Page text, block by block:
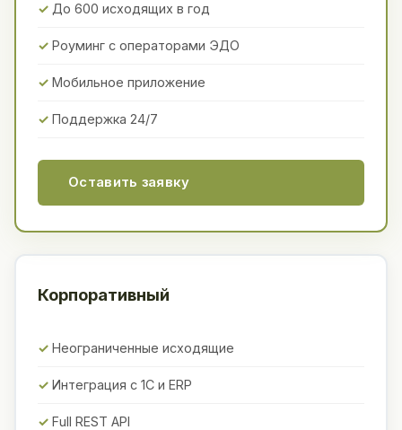
До 600 исходящих в год
Роуминг с операторами ЭДО
Мобильное приложение
Поддержка 24/7
Оставить заявку
Корпоративный
Неограниченные исходящие
Интеграция с 1С и ERP
Full REST API